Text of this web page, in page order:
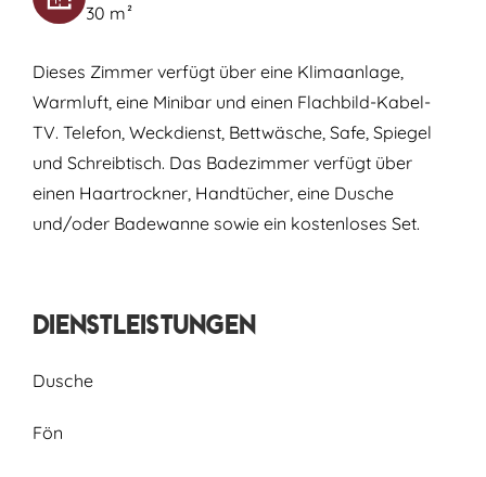
30 m²
Dieses Zimmer verfügt über eine Klimaanlage,
Warmluft, eine Minibar und einen Flachbild-Kabel-
TV. Telefon, Weckdienst, Bettwäsche, Safe, Spiegel
und Schreibtisch. Das Badezimmer verfügt über
einen Haartrockner, Handtücher, eine Dusche
und/oder Badewanne sowie ein kostenloses Set.
Dienstleistungen
Dusche
Fön